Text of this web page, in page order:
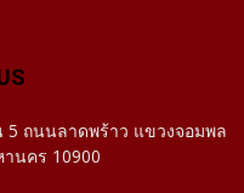
ถนนลาดพร้าว แขวงจอมพล
านคร 10900